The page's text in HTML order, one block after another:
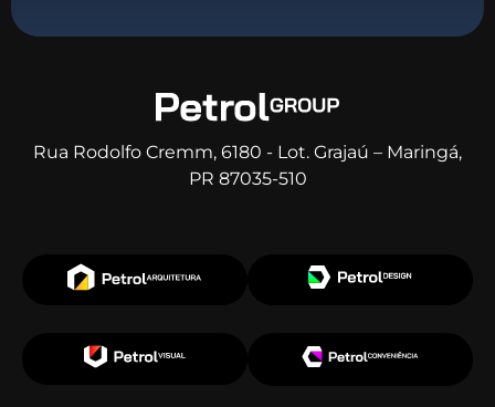
Rua Rodolfo Cremm, 6180 - Lot. Grajaú – Maringá,
PR 87035-510